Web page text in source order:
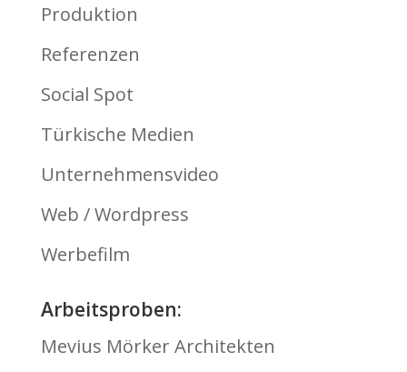
Produktion
Referenzen
Social Spot
Türkische Medien
Unternehmensvideo
Web / Wordpress
Werbefilm
Arbeitsproben:
Mevius Mörker Architekten